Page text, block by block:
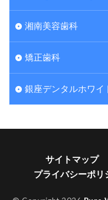
湘南美容歯科
矯正歯科
銀座デンタルホワイ
サイトマップ
プライバシーポリ